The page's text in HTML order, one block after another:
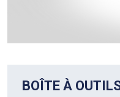
BOÎTE À